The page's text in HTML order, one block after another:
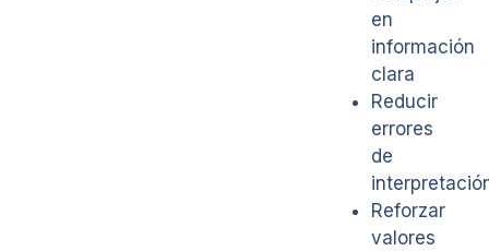
en
información
clara
Reducir
errores
de
Reforzar
valores